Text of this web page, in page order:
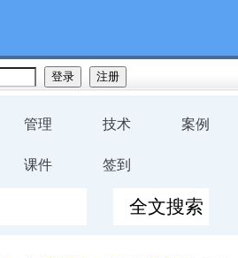
管理 技术 案例
课件 签到